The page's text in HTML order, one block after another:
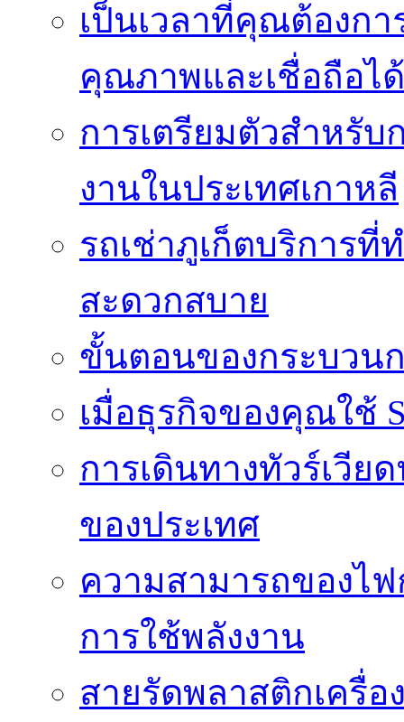
เป็นเวลาที่คุณต้องก
คุณภาพและเชื่อถือได้
การเตรียมตัวสำหรับ
งานในประเทศเกาหลี
รถเช่าภูเก็ตบริการ
สะดวกสบาย
ขั้นตอนของกระบวน
เมื่อธุรกิจของคุณใช้
การเดินทางทัวร์เวี
ของประเทศ
ความสามารถของไ
การใช้พลังงาน
สายรัดพลาสติกเครื่